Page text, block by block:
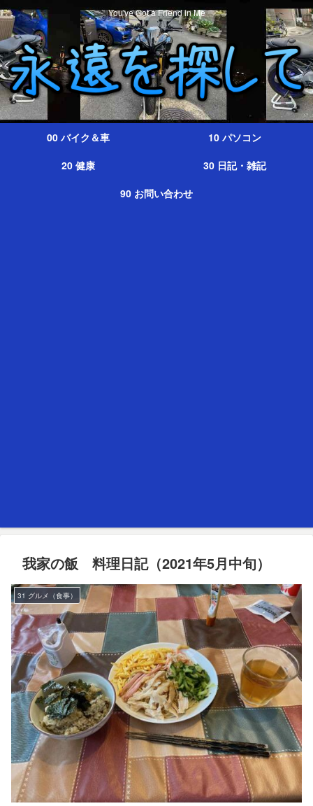
You've Got a Friend in Me
00 バイク＆車
10 パソコン
20 健康
30 日記・雑記
90 お問い合わせ
我家の飯 料理日記（2021年5月中旬）
31 グルメ（食事）